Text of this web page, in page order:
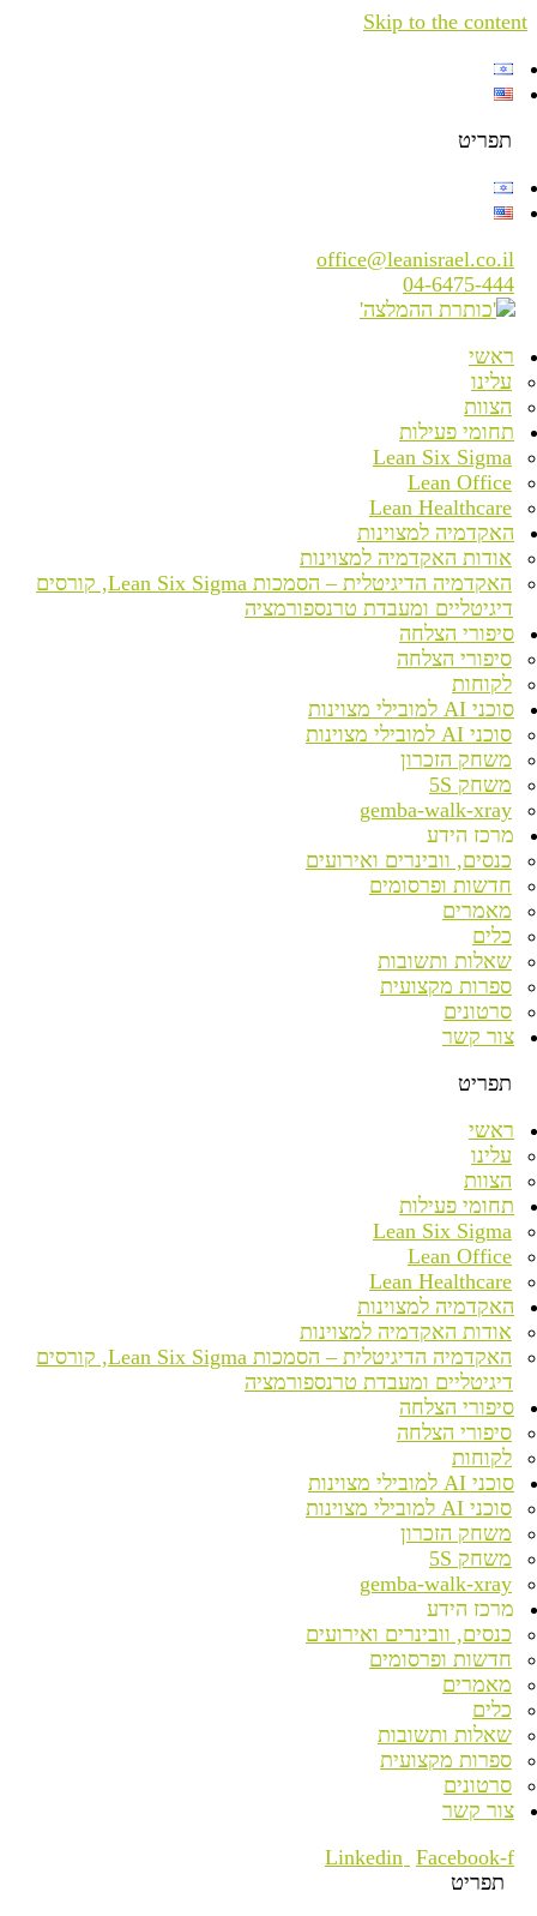
Skip to the content
תפריט
office@leanisrael.co.il
04-6475-444
ראשי
עלינו
הצוות
תחומי פעילות
Lean Six Sigma
Lean Office
Lean Healthcare
האקדמיה למצוינות
אודות האקדמיה למצוינות
האקדמיה הדיגיטלית – הסמכות Lean Six Sigma, קורסים
דיגיטליים ומעבדת טרנספורמציה
סיפורי הצלחה
סיפורי הצלחה
לקוחות
סוכני AI למובילי מצוינות
סוכני AI למובילי מצוינות
משחק הזכרון
משחק 5S
gemba-walk-xray
מרכז הידע
כנסים, וובינרים ואירועים
חדשות ופרסומים
מאמרים
כלים
שאלות ותשובות
ספרות מקצועית
סרטונים
צור קשר
תפריט
ראשי
עלינו
הצוות
תחומי פעילות
Lean Six Sigma
Lean Office
Lean Healthcare
האקדמיה למצוינות
אודות האקדמיה למצוינות
האקדמיה הדיגיטלית – הסמכות Lean Six Sigma, קורסים
דיגיטליים ומעבדת טרנספורמציה
סיפורי הצלחה
סיפורי הצלחה
לקוחות
סוכני AI למובילי מצוינות
סוכני AI למובילי מצוינות
משחק הזכרון
משחק 5S
gemba-walk-xray
מרכז הידע
כנסים, וובינרים ואירועים
חדשות ופרסומים
מאמרים
כלים
שאלות ותשובות
ספרות מקצועית
סרטונים
צור קשר
Linkedin Facebook-f
תפריט